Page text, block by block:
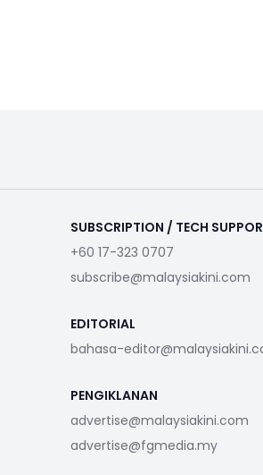
SUBSCRIPTION / TECH
+60 17-323 0707
subscribe@malaysiakini.com
EDITORIAL
bahasa-
PENGIKLANAN
advertise@malaysiakini.com
advertise@fgmedia.my